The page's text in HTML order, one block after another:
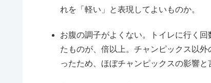
れを「軽い」と表現してよいものか。
お腹の調子がよくない。トイレに行く
たものが、倍以上。チャンピックス以
ったため、ほぼチャンピックスの影響と